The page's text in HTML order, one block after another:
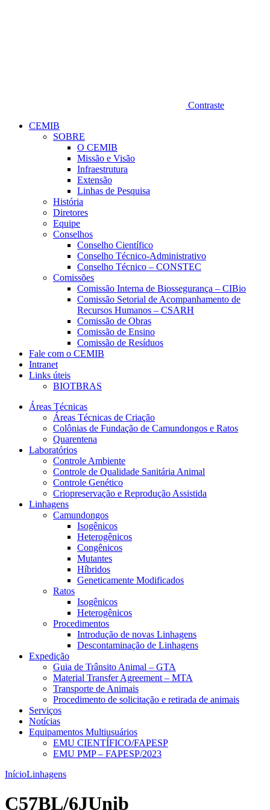
Contraste
CEMIB
SOBRE
O CEMIB
Missão e Visão
Infraestrutura
Extensão
Linhas de Pesquisa
História
Diretores
Equipe
Conselhos
Conselho Científico
Conselho Técnico-Administrativo
Conselho Técnico – CONSTEC
Comissões
Comissão Interna de Biossegurança – CIBio
Comissão Setorial de Acompanhamento de
Recursos Humanos – CSARH
Comissão de Obras
Comissão de Ensino
Comissão de Resíduos
Fale com o CEMIB
Intranet
Links úteis
BIOTBRAS
Áreas Técnicas
Áreas Técnicas de Criação
Colônias de Fundação de Camundongos e Ratos
Quarentena
Laboratórios
Controle Ambiente
Controle de Qualidade Sanitária Animal
Controle Genético
Criopreservação e Reprodução Assistida
Linhagens
Camundongos
Isogênicos
Heterogênicos
Congênicos
Mutantes
Híbridos
Geneticamente Modificados
Ratos
Isogênicos
Heterogênicos
Procedimentos
Introdução de novas Linhagens
Descontaminação de Linhagens
Expedição
Guia de Trânsito Animal – GTA
Material Transfer Agreement – MTA
Transporte de Animais
Procedimento de solicitação e retirada de animais
Serviços
Notícias
Equipamentos Multiusuários
EMU CIENTÍFICO/FAPESP
EMU PMP – FAPESP/2023
InícioLinhagens
C57BL/6JUnib